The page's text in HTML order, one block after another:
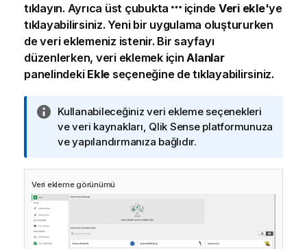
tıklayın. Ayrıca üst çubukta içinde Veri ekle'ye
tıklayabilirsiniz. Yeni bir uygulama oluştururken
de veri eklemeniz istenir. Bir sayfayı
düzenlerken, veri eklemek içinAlanlar
panelindeki Ekle seçeneğine de tıklayabilirsiniz.
B
i
l
i
n
o
Kullanabileceğiniz veri ekleme seçenekleri
ve veri kaynakları, Qlik Senseplatformunuza
ve yapılandırmanıza bağlıdır.
Veri ekleme görünümü